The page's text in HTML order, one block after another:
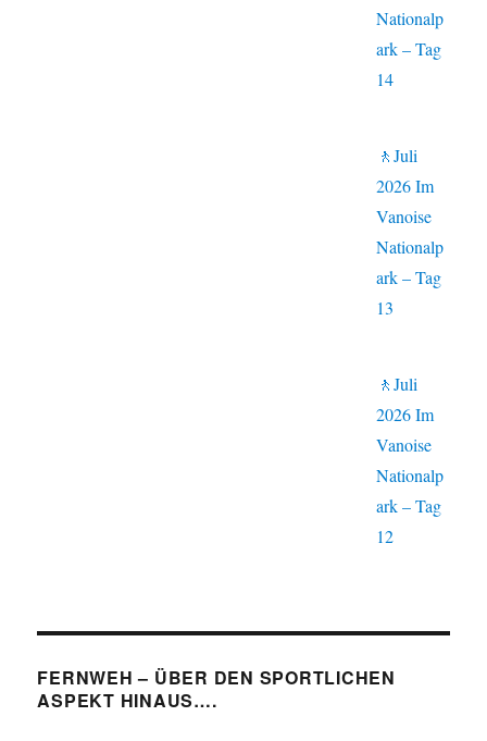
Nationalp
ark – Tag
14
🚶Juli
2026 Im
Vanoise
Nationalp
ark – Tag
13
🚶Juli
2026 Im
Vanoise
Nationalp
ark – Tag
12
FERNWEH – ÜBER DEN SPORTLICHEN
ASPEKT HINAUS….